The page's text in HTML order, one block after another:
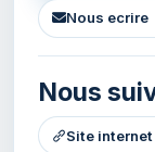
Nous ecrire
Nous
Site internet